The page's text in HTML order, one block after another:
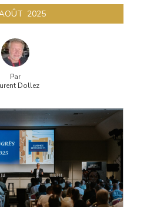
2025
Par
Dollez